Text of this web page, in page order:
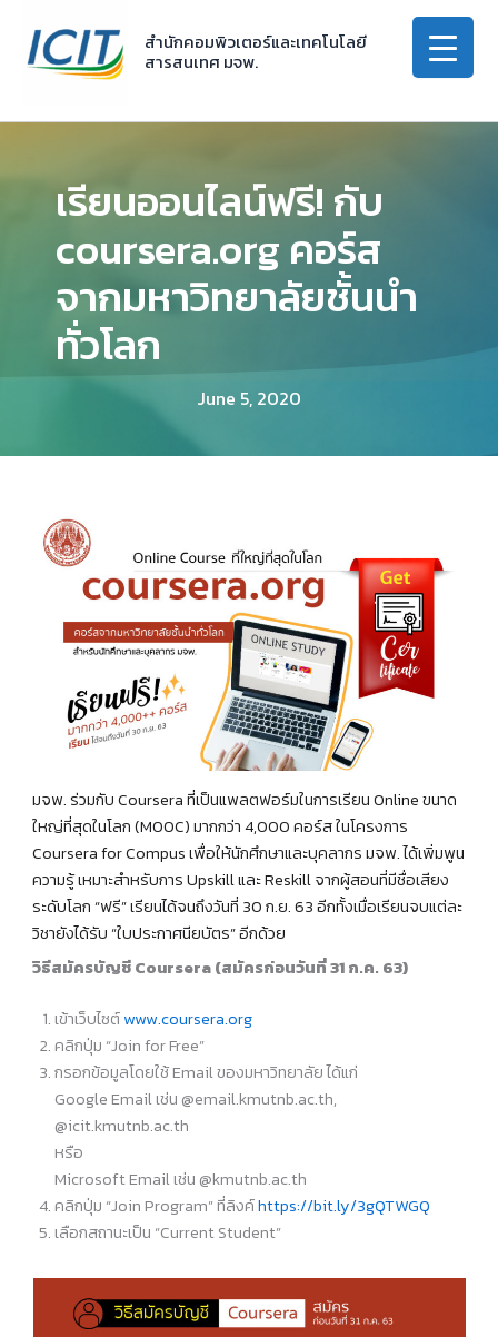
content
สำนักคอมพิวเตอร์และเทคโนโลยี
สารสนเทศ มจพ.
เรียนออนไลน์ฟรี! กับ
coursera.org คอร์ส
จากมหาวิทยาลัยชั้นนำ
ทั่วโลก
June 5, 2020
มจพ. ร่วมกับ Coursera ที่เป็นแพลตฟอร์มในการเรียน Online ขนาด
ใหญ่ที่สุดในโลก (MOOC) มากกว่า 4,000 คอร์ส ในโครงการ
Coursera for Compus เพื่อให้นักศึกษาและบุคลากร มจพ. ได้เพิ่มพูน
ความรู้ เหมาะสำหรับการ Upskill และ Reskill จากผู้สอนที่มีชื่อเสียง
ระดับโลก “ฟรี” เรียนได้จนถึงวันที่ 30 ก.ย. 63 อีกทั้งเมื่อเรียนจบแต่ละ
วิชายังได้รับ “ใบประกาศนียบัตร” อีกด้วย
วิธีสมัครบัญชี Coursera (สมัครก่อนวันที่ 31 ก.ค. 63)
เข้าเว็บไซต์www.coursera.org
คลิกปุ่ม “Join for Free”
กรอกข้อมูลโดยใช้ Email ของมหาวิทยาลัย ได้แก่
Google Email เช่น @email.kmutnb.ac.th,
@icit.kmutnb.ac.th
หรือ
Microsoft Email เช่น @kmutnb.ac.th
คลิกปุ่ม “Join Program” ที่ลิงค์https://bit.ly/3gQTWGQ
เลือกสถานะเป็น “Current Student”